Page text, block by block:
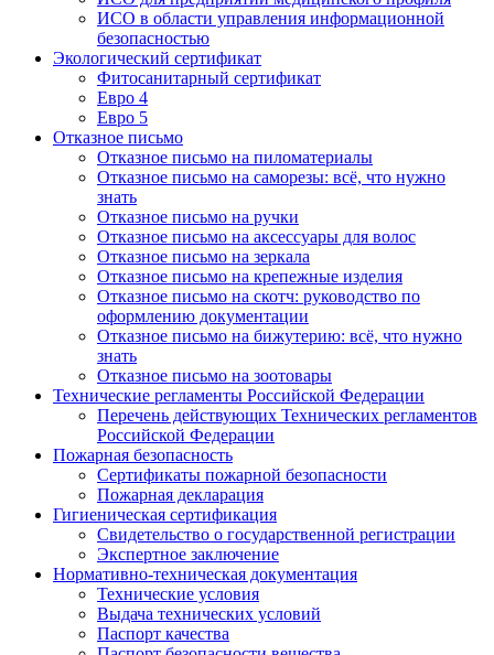
ИСО в области управления информационной
безопасностью
Экологический сертификат
Фитосанитарный сертификат
Евро 4
Евро 5
Отказное письмо
Отказное письмо на пиломатериалы
Отказное письмо на саморезы: всё, что нужно
знать
Отказное письмо на ручки
Отказное письмо на аксессуары для волос
Отказное письмо на зеркала
Отказное письмо на крепежные изделия
Отказное письмо на скотч: руководство по
оформлению документации
Отказное письмо на бижутерию: всё, что нужно
знать
Отказное письмо на зоотовары
Технические регламенты Российской Федерации
Перечень действующих Технических регламентов
Российской Федерации
Пожарная безопасность
Сертификаты пожарной безопасности
Пожарная декларация
Гигиеническая сертификация
Свидетельство о государственной регистрации
Экспертное заключение
Нормативно-техническая документация
Технические условия
Выдача технических условий
Паспорт качества